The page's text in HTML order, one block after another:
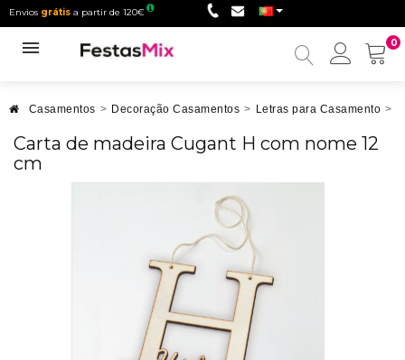
Envios grátis a partir de 120€
0
Minha
Casamentos > Decoração Casamentos > Letras para Casamento >
Carta de madeira Cugant H com nome 12
cm